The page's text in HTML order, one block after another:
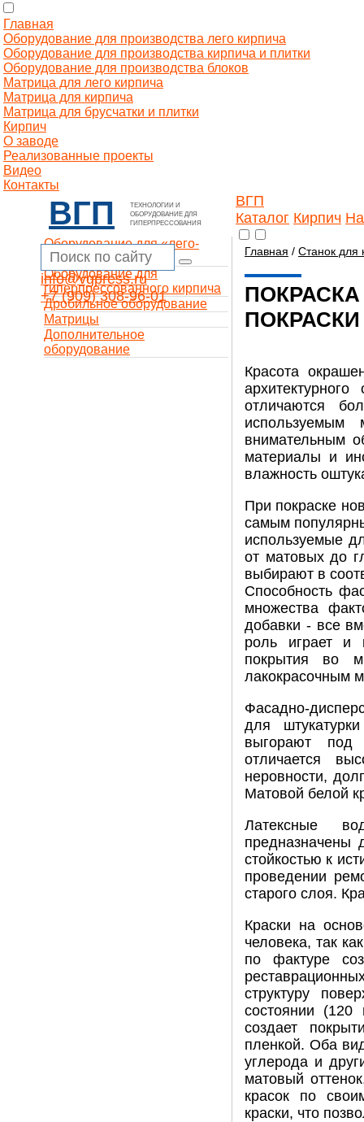
Главная
Оборудование для производства лего кирпича
Оборудование для производства кирпича и плитки
Оборудование для производства блоков
Матрица для лего кирпича
Матрица для кирпича
Матрица для брусчатки и плитки
Кирпич
О заводе
Реализованные проекты
Видео
Контакты
ВГП
ТЕХНОЛОГИИ И
ОБОРУДОВАНИЕ ДЛЯ
ГИПЕРПРЕССОВАНИЯ
ВГП
Каталог Кирпич
info@vgpress.ru
+7 (909) 308-96-01
Оборудование для «лего-
кирпича»
Оборудование для
гиперпрессованного кирпича
Дробильное оборудование
Матрицы
Дополнительное
оборудование
Главная / Станок для
ПОКРАСКИ
Красота
отличаются
внимательным
материалы и
влажность
При покраске
самым
используемые
от матовых до
выбирают в
Способность
множества
добавки - все
роль играет и
покрытия во
лакокрасочным
Фасадно-
для
выгорают под
отличается
неровности,
Матовой белой
Латексные
предназначены
стойкостью к
проведении
старого слоя.
Краски на
человека, так
по фактуре
структуру
состоянии
создает
пленкой. Оба
углерода и
матовый
красок по
краски, что